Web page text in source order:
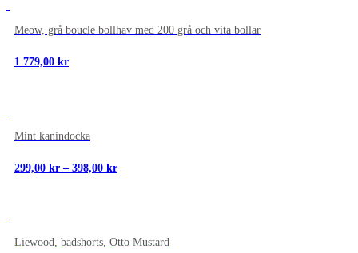
Meow, grå boucle bollhav med 200 grå och vita bollar
1 779,00 kr
Mint kanindocka
299,00 kr – 398,00 krPrisintervall:
Liewood, badshorts, Otto Mustard